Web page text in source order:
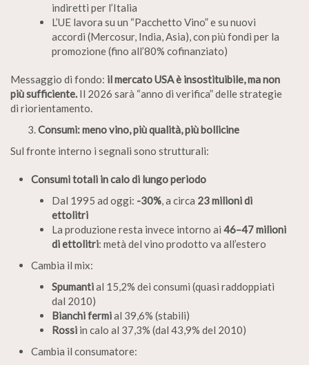
indiretti per l’Italia
L’UE lavora su un “Pacchetto Vino” e su nuovi
accordi (Mercosur, India, Asia), con più fondi per la
promozione (fino all’80% cofinanziato)
Messaggio di fondo: il mercato USA è insostituibile, ma non
più sufficiente. Il 2026 sarà “anno di verifica” delle strategie
di riorientamento.
Consumi: meno vino, più qualità, più bollicine
Sul fronte interno i segnali sono strutturali:
Consumi totali in calo di lungo periodo
Dal 1995 ad oggi: -30%, a circa 23 milioni di
ettolitri
La produzione resta invece intorno ai 46–47 milioni
di ettolitri: metà del vino prodotto va all’estero
Cambia il mix:
Spumantial 15,2% dei consumi (quasi raddoppiati
dal 2010)
Bianchi fermial 39,6% (stabili)
Rossi in calo al 37,3% (dal 43,9% del 2010)
Cambia il consumatore: